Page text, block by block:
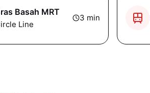
Basah MRT
Line
3 min